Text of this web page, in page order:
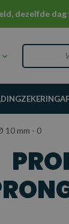
dezelfde
10 mm - 0